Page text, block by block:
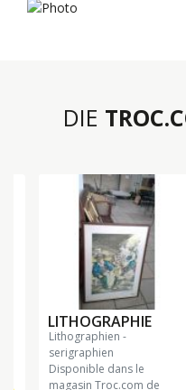
DIE
LITHOGRAPHIE
lithographien -
serigraphien
Disponible dans le
magasin Troc.com de